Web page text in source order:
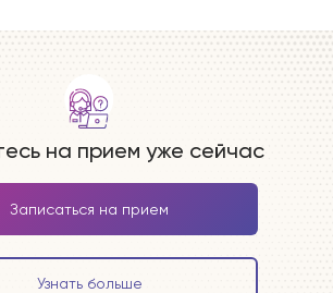
на прием уже сейчас
Записаться на прием
Узнать больше